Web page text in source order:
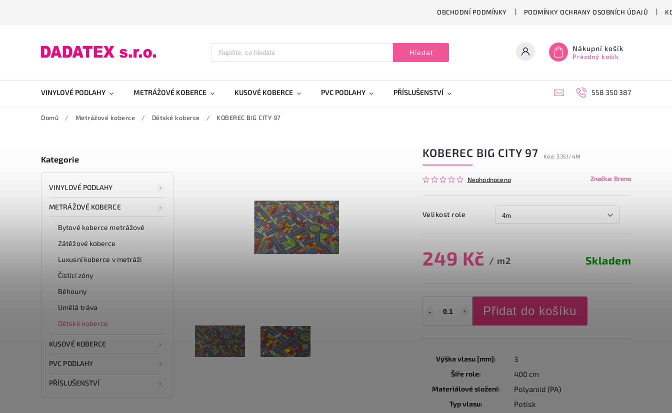
OBCHODNÍ PODMÍNKY PODMÍNKY OCHRANY OSOBNÍCH ÚDAJŮ
Hledat Nákupní košík
Prázdný košík
VINYLOVÉ PODLAHY METRÁŽOVÉ KOBERCE KUSOVÉ KOBERCE PVC PODLAHY PŘÍSLUŠENSTVÍ 558 350 387
Domů / Metrážové koberce / Dětské koberce / KOBEREC BIG CITY 97
Kategorie
VINYLOVÉ PODLAHY
METRÁŽOVÉ KOBERCE
Bytové koberce metrážové
Zátěžové koberce
Luxusní koberce v metráži
Čistící zóny
Běhouny
Umělá tráva
Dětské koberce
KUSOVÉ KOBERCE
PVC PODLAHY
PŘÍSLUŠENSTVÍ
KOBEREC BIG CITY 97 Kód: 3351/4M
Neohodnoceno Značka: Breno
Velikost role
249 Kč / m2 Skladem
Přidat do košíku
Výška vlasu [mm]: 3
Šíře role: 400 cm
Materiálové složení: Polyamid (PA)
Typ vlasu: Potisk